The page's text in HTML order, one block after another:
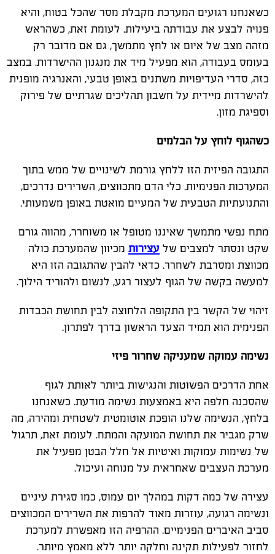
כשאנחנו רגועים המערכת מקבלת מסר שהכל בטוח, והיא
פנויה לבצע את עבודתה ביעילות. לעומת זאת, כשהראש
מזהה מצב של איום או לחץ מתמשך, גם אם מדובר רק
בעומס בעבודה, הוא מפעיל מיד את מנגנון ההישרדות. במצב
כזה, סדרי העדיפויות משתנים באופן טבעי, והאנרגיה מופנית
להישרדות מיידית על חשבון תהליכים שגרתיים של פירוק
וספיגת מזון.
כשהגוף לוחץ על הבלמים
התגובה הפיזית הזו ללחץ גורמת לשינויים של ממש בתוך
המערכות הפנימיות. כלי הדם מתכווצים, השרירים נדרכים,
והתנועתיות הטבעית של המעיים מואטת באופן משמעותי.
מתח נפשי מתמשך שאיננו מטופל או משוחרר, מהווה גורם
שקט ונסתר למצבים של עצירות מכיוון שהמערכת כולה
מכווצת ומסרבת לשחרר. כדאי להבין שהתגובה הזו היא
למעשה בקשה של הגוף לעצור רגע, לנשום ולהוריד הילוך.
זיהוי של הקשר בין התקופה הלחוצה לבין תחושת הכבדות
הפנימית הוא תמיד הצעד הראשון בדרך לפתרון.
נשימה עמוקה שמעניקה שחרור פיזי
אחת הדרכים הפשוטות והנגישות ביותר לאותת לגוף
שהסכנה חלפה היא באמצעות נשימה מודעת. כשאנחנו
בלחץ, הנשימה שלנו הופכת אוטומטית לשטחית ומהירה, מה
שרק מגביר את תחושת המועקה והמתח. לעומת זאת, תרגול
של נשימות עמוקות ואיטיות אל חלל הבטן מפעיל את
מערכת העצבים שאחראית על מנוחה ועיכול.
עצירה של כמה דקות במהלך יום עמוס, כמו סגירת עיניים
ונשימה רגועה, עוזרות מאוד להרפות את השרירים המכווצים
סביב האיברים הפנימיים. ההרפיה הזו מאפשרת למערכת
לחזור לפעילות תקינה וחלקה יותר ללא מאמץ מיותר.